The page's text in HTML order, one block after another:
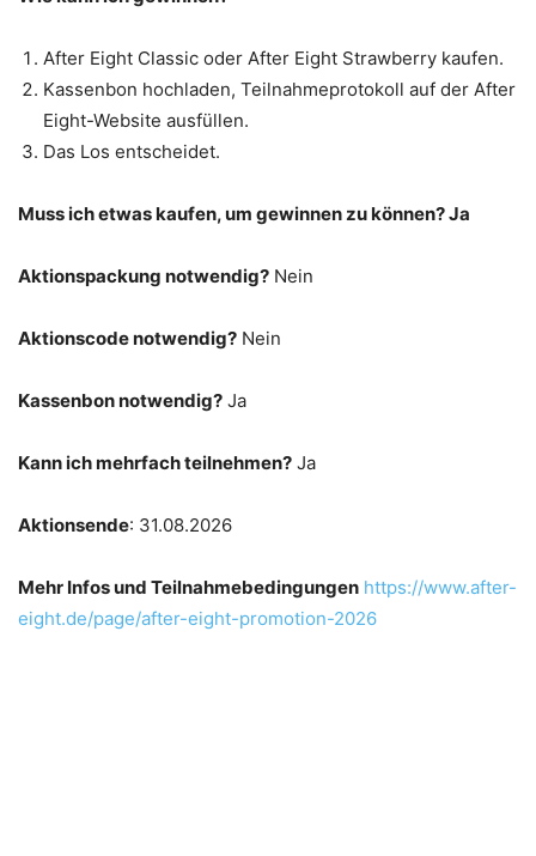
After Eight Classic oder After Eight Strawberry kaufen.
Kassenbon hochladen, Teilnahmeprotokoll auf der After
Eight-Website ausfüllen.
Das Los entscheidet.
Muss ich etwas kaufen, um gewinnen zu können? Ja
Aktionspackung notwendig? Nein
Aktionscode notwendig? Nein
Kassenbon notwendig? Ja
Kann ich mehrfach teilnehmen? Ja
Aktionsende: 31.08.2026
Mehr Infos und Teilnahmebedingungen https://www.after-
eight.de/page/after-eight-promotion-2026